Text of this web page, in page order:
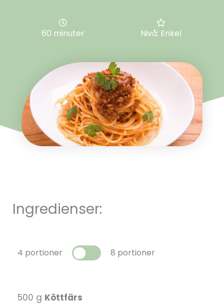
60 minuter Nivå: Enkel
Ingredienser:
4 portioner 8 portioner
500 g Köttfärs